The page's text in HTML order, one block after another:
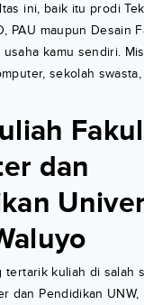
ini, baik itu prodi
PAU maupun Desain
usaha kamu sendiri.
sekolah
dan
tertarik kuliah di salah
dan Pendidikan